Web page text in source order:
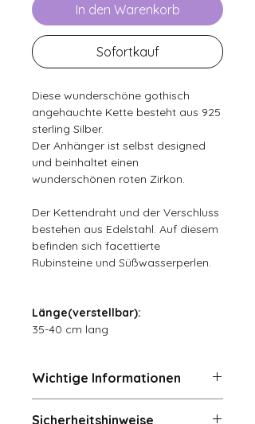
In den Warenkorb
Sofortkauf
Diese wunderschöne gothisch
angehauchte Kette besteht aus 925
sterling Silber.
Der Anhänger ist selbst designed
und beinhaltet einen
wunderschönen roten Zirkon.
Der Kettendraht und der Verschluss
bestehen aus Edelstahl. Auf diesem
befinden sich facettierte
Rubinsteine und Süßwasserperlen.
Länge(verstellbar):
35-40 cm lang
Wichtige Informationen
Sicherheitshinweise